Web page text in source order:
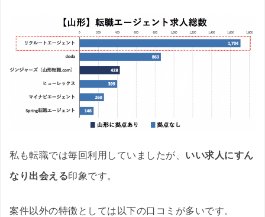
私も転職では毎回利用していましたが、 いい求人にすん
なり出会える印象です。
案件以外の特徴としては以下の口コミが多いです。